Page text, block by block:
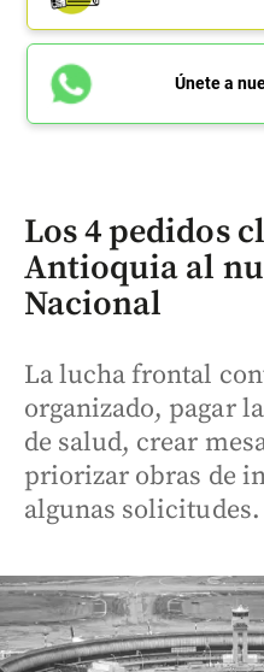
Únete a
Los 4 pedidos
Antioquia al
Nacional
La lucha frontal
organizado, pagar
de salud, crear
priorizar obras de
algunas solicitudes.